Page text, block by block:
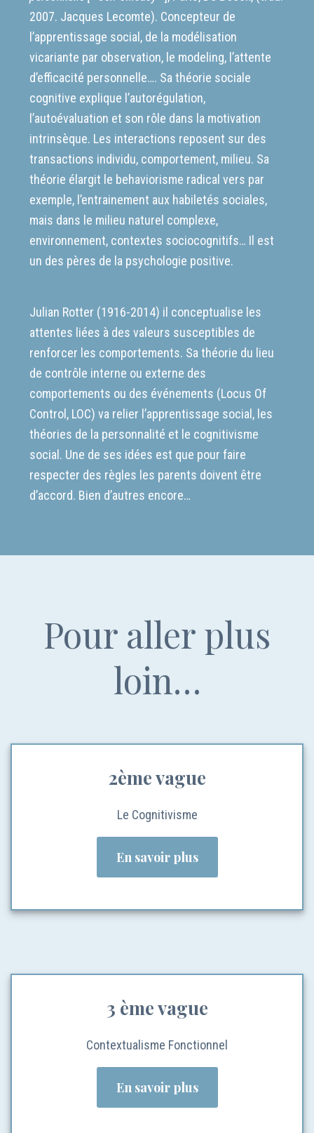
2007. Jacques Lecomte). Concepteur de
l’apprentissage social, de la modélisation
vicariante par observation, le modeling, l’attente
d’efficacité personnelle…. Sathéorie sociale
cognitive explique l’autorégulation,
l’autoévaluation et son rôle dans la motivation
intrinsèque. Les interactions reposent sur des
transactions individu, comportement, milieu. Sa
théorie élargit le behaviorisme radical vers par
exemple, l’entrainement aux habiletés sociales,
mais dans le milieu naturel complexe,
environnement, contextes sociocognitifs… Il est
un des pères de la psychologie positive.
Julian Rotter (1916-2014) il conceptualise les
attentes liées à des valeurs susceptibles de
renforcer les comportements. Sa théorie du lieu
de contrôle interne ou externe des
comportements ou des événements (Locus Of
Control, LOC) va relier l’apprentissage social, les
théories de la personnalité et le cognitivisme
social. Une de ses idées est que pour faire
respecter des règles les parents doivent être
d’accord. Bien d’autres encore…
Pour aller plus
loin…
2ème vague
Le Cognitivisme
En savoir plus
3 ème vague
Contextualisme Fonctionnel
En savoir plus